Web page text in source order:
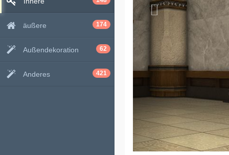
äußere 174
Außendekoration 62
Anderes 421